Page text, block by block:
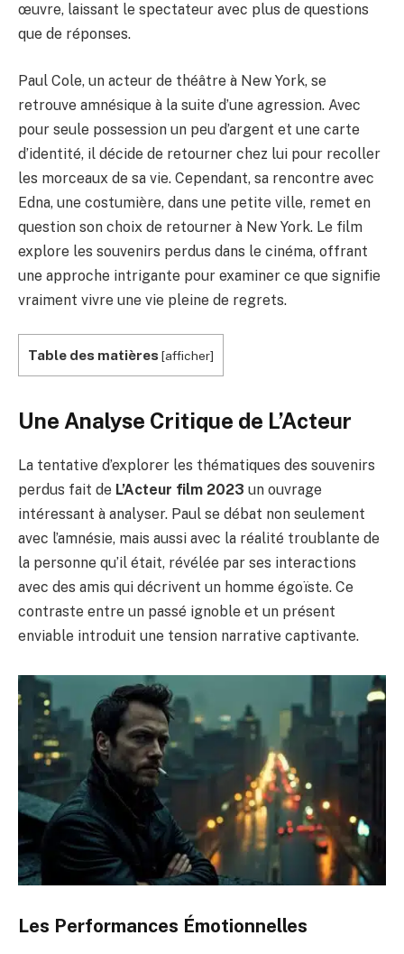
œuvre, laissant le spectateur avec plus de questions
que de réponses.
Paul Cole, un acteur de théâtre à New York, se
retrouve amnésique à la suite d’une agression. Avec
pour seule possession un peu d’argent et une carte
d’identité, il décide de retourner chez lui pour recoller
les morceaux de sa vie. Cependant, sa rencontre avec
Edna, une costumière, dans une petite ville, remet en
question son choix de retourner à New York. Le film
explore les souvenirs perdus dans le cinéma, offrant
une approche intrigante pour examiner ce que signifie
vraiment vivre une vie pleine de regrets.
Table des matières [afficher]
Une Analyse Critique de L’Acteur
La tentative d’explorer les thématiques des souvenirs
perdus fait de L’Acteur film 2023 un ouvrage
intéressant à analyser. Paul se débat non seulement
avec l’amnésie, mais aussi avec la réalité troublante de
la personne qu’il était, révélée par ses interactions
avec des amis qui décrivent un homme égoïste. Ce
contraste entre un passé ignoble et un présent
enviable introduit une tension narrative captivante.
Les Performances Émotionnelles